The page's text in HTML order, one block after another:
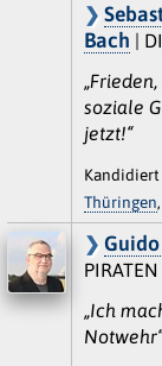
Bach |
soziale
jetzt!“
Kandidiert
Thüringen
PIRATEN
„Ich